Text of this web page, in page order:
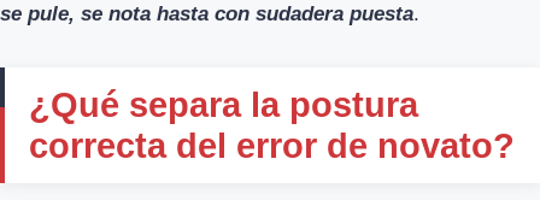
se pule, se nota hasta con sudadera puesta.
¿Qué separa la postura
correcta del error de novato?